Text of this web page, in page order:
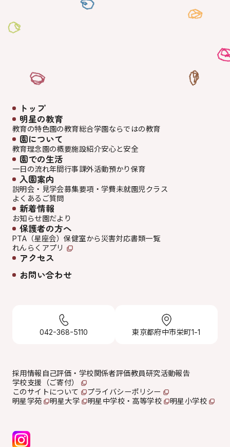
トップ
明星の教育
教育の特色園の教育総合学園ならではの教育
園について
教育理念園の概要施設紹介安心と安全
園での生活
一日の流れ年間行事課外活動預かり保育
入園案内
説明会・見学会募集要項・学費未就園児クラス
よくあるご質問
新着情報
お知らせ園だより
保護者の方へ
PTA（星座会）保健室から 災害対応書類一覧
れんらくアプリ
アクセス
お問い合わせ
042-368-5110 東京都府中市栄町1-1
採用情報 自己評価・学校関係者評価教員研究活動報告
学校支援（ご寄付）
このサイトについて
プライバシーポリシー
明星学苑
明星大学 明星中学校・高等学校 明星小学校